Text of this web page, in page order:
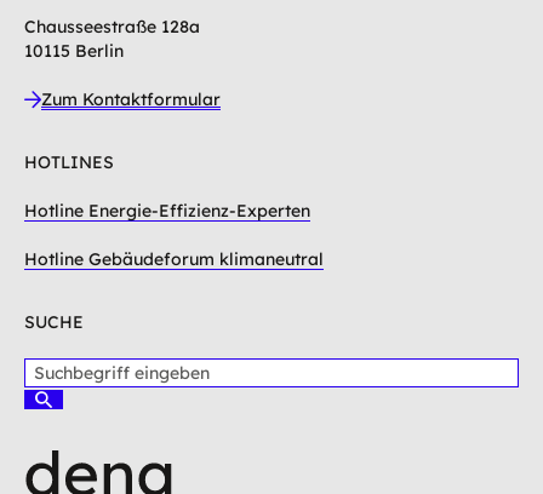
Chausseestraße 128a
10115 Berlin
Zum Kontaktformular
HOTLINES
Hotline Energie-Effizienz-Experten
Hotline Gebäudeforum klimaneutral
SUCHE
u
b
S
h
e